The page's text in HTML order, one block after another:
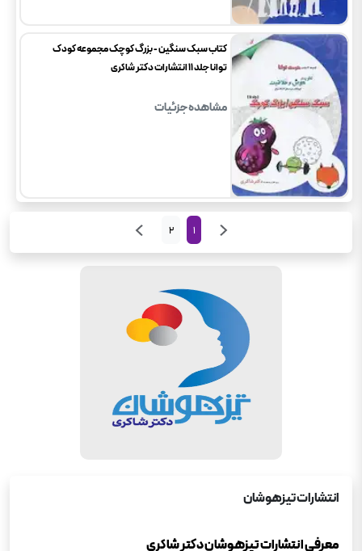
کتاب سبک سنگین - بزرگ کوچک مجموعه کودک
توانا جلد 11 انتشارات دکتر شاکری
مشاهده جزئیات
1
2
انتشاراتتیزهوشان
معرفی انتشارات تیزهوشان دکتر شاکری